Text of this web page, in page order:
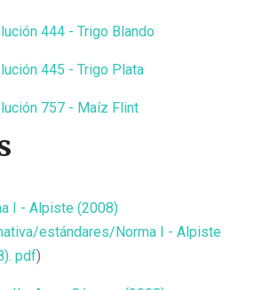
444 - Trigo Blando
445 - Trigo Plata
757 - Maíz Flint
I - Alpiste (2008)
estándares/Norma I - Alpiste
pdf)